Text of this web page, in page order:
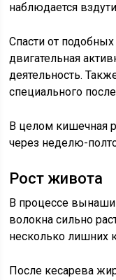
наблюдается
Спасти от
двигательная
деятельность.
специального
В целом кишечная
через неделю-
Рост живота
В процессе
волокна сильно
несколько лишних
После кесарева